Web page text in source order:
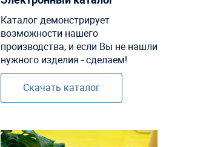
Каталог демонстрирует
возможности нашего
производства, и если Вы не нашли
нужного изделия - сделаем!
Скачать каталог